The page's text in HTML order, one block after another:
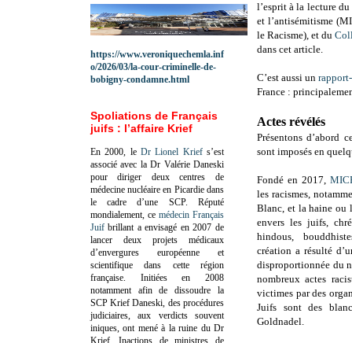
l’esprit à la lecture du
et l’antisémitisme
le Racisme), et du
dans cet article.
C’est aussi un
France :
Actes révélés
Présentons d’abord
sont imposés en
Fondé en 2017,
les racismes,
Blanc, et la haine ou
envers les juifs,
hindous,
création a résulté
disproportionnée du
nombreux actes
victimes par des
Juifs sont des
Goldnadel.
https://www.veroniquechemla.inf
o/2026/03/la-cour-criminelle-de-
bobigny-condamne.html
Spoliations de Français
juifs : l’affaire Krief
En 2000, le Dr Lionel Kriefs’est
associé avec la Dr Valérie Daneski
pour diriger deux centres de
médecine nucléaire en Picardie dans
le cadre d’une SCP. Réputé
mondialement, ce médecin Français
Juif brillant a envisagé en 2007 de
lancer deux projets médicaux
d’envergures européenne et
scientifique dans cette région
française. Initiées en 2008
notamment afin de dissoudre la
SCP Krief Daneski, des procédures
judiciaires, aux verdicts souvent
iniques, ont mené à la ruine du Dr
Krief.Inactions de ministres de